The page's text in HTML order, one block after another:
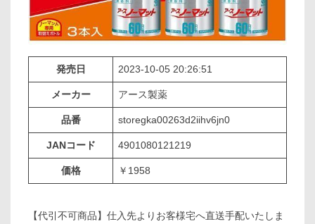
発売日 2023-10-05 20:26:51
メーカー アース製薬
品番 storegka00263d2iihv6jn0
JANコード 4901080121219
価格 ￥1958
【代引不可商品】仕入先よりお客様宅へ直送手配いたしま